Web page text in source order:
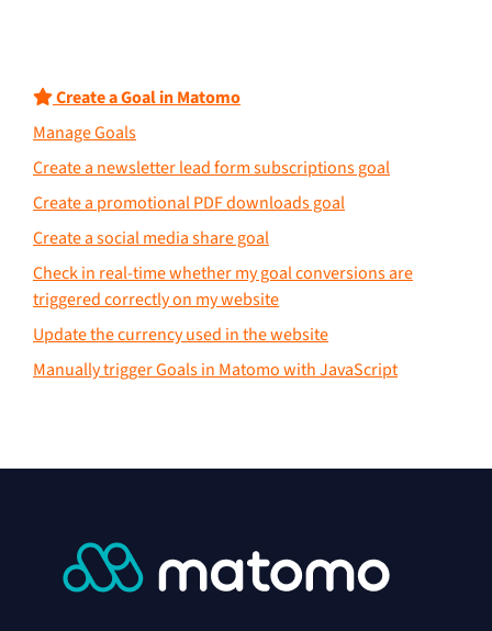
Create a Goal in Matomo
Manage Goals
Create a newsletter lead form subscriptions goal
Create a promotional PDF downloads goal
Create a social media share goal
Check in real-time whether my goal conversions are
triggered correctly on my website
Update the currency used in the website
Manually trigger Goals in Matomo with JavaScript